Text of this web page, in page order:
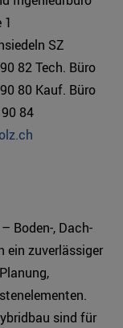
1
SZ
82 Tech. Büro
80 Kauf. Büro
84
– Boden-, Dach-
ein zuverlässiger
sind für